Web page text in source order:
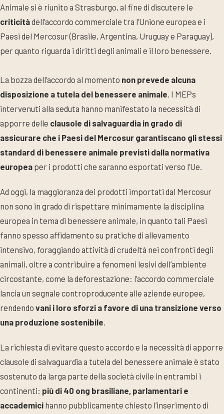
Animale si è riunito a Strasburgo, al fine di discutere le
criticitàdell’accordo commerciale tra l’Unione europea e i
Paesi del Mercosur (Brasile, Argentina, Uruguay e Paraguay),
per quanto riguarda i diritti degli animali e il loro benessere.
La bozza dell’accordo al momento non prevede alcuna
disposizione a tutela del benessere animale. I MEPs
intervenuti alla seduta hanno manifestato la necessità di
apporre delle clausole di salvaguardia in grado di
assicurare che i Paesi del Mercosur garantiscano gli stessi
standard di benessere animale previsti dalla normativa
europea per i prodotti che saranno esportati verso l’Ue.
Ad oggi, la maggioranza dei prodotti importati dal Mercosur
non sono in grado di rispettare minimamente la disciplina
europea in tema di benessere animale, in quanto tali Paesi
fanno spesso affidamento su pratiche di allevamento
intensivo, foraggiando attività di crudeltà nei confronti degli
animali, oltre a contribuire a fenomeni lesivi dell’ambiente
circostante, come la deforestazione: l’accordo commerciale
lancia un segnale controproducente alle aziende europee,
rendendo vani i loro sforzi a favore di una transizione verso
una produzione sostenibile.
La richiesta di evitare questo accordo e la necessità di apporre
clausole di salvaguardia a tutela del benessere animale è stato
sostenuto da larga parte della società civile in entrambi i
continenti: più di 40 ong brasiliane, parlamentari e
accademici hanno pubblicamente chiesto l’inserimento di